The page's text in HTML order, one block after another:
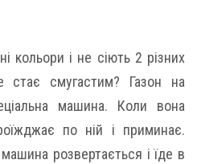
кольори і не сіють 2 різних
смугастим? Газон на
машина. Коли вона
по ній і приминає.
розвертається і їде в